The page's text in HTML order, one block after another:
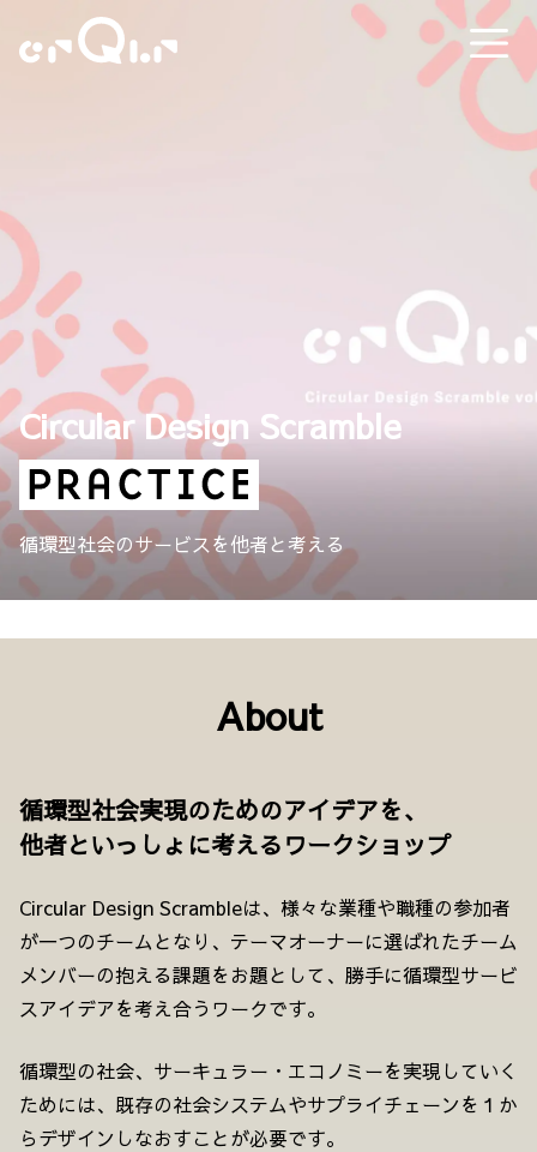
Circular Design Scramble
循環型社会のサービスを他者と考える
About
循環型社会実現のためのアイデアを、
他者といっしょに考えるワークショップ
Circular Design Scrambleは、様々な業種や職種の参加者
が一つのチームとなり、テーマオーナーに選ばれたチーム
メンバーの抱える課題をお題として、勝手に循環型サービ
スアイデアを考え合うワークです。
循環型の社会、サーキュラー・エコノミーを実現していく
ためには、既存の社会システムやサプライチェーンを１か
らデザインしなおすことが必要です。